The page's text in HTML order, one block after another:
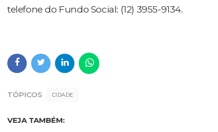
telefone do Fundo Social: (12) 3955-9134.
TÓPICOS CIDADE
VEJA TAMBÉM: